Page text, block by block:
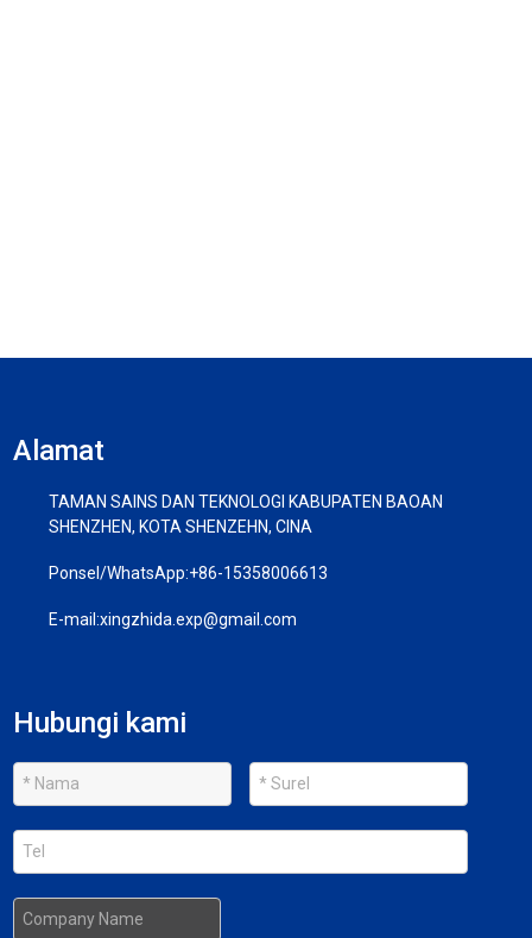
Alamat
TAMAN SAINS DAN TEKNOLOGI KABUPATEN BAOAN
SHENZHEN, KOTA SHENZEHN, CINA
Ponsel/WhatsApp:+86-15358006613
E-mail:xingzhida.exp@gmail.com
Hubungi kami